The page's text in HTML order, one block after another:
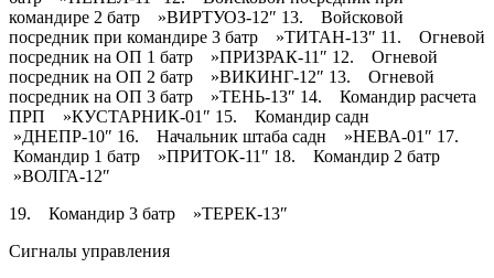
командире 2 батр »ВИРТУОЗ-12″ 13. Войсковой
посредник при командире 3 батр »ТИТАН-13″ 11. Огневой
посредник на ОП 1 батр »ПРИЗРАК-11″ 12. Огневой
посредник на ОП 2 батр »ВИКИНГ-12″ 13. Огневой
посредник на ОП 3 батр »ТЕНЬ-13″ 14. Командир расчета
ПРП »КУСТАРНИК-01″ 15. Командир садн
»ДНЕПР-10″ 16. Начальник штаба садн »НЕВА-01″ 17.
Командир 1 батр »ПРИТОК-11″ 18. Командир 2 батр
»ВОЛГА-12″
19. Командир 3 батр »ТЕРЕК-13″
Сигналы управления